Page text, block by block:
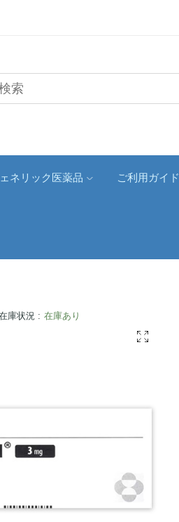
ネリック医薬品 ご利用ガイド
庫状況 : 在庫あり